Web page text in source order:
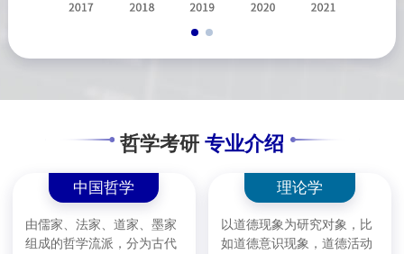
哲学考研 专业介绍
中国哲学
由儒家、法家、道家、墨家
组成的哲学流派，分为古代
理论学
以道德现象为研究对象，比
如道德意识现象，道德活动